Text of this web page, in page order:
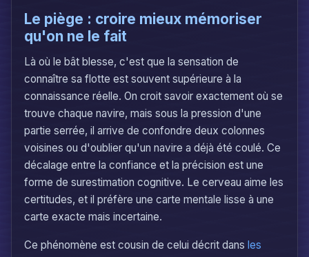
Le piège : croire mieux mémoriser
qu'on ne le fait
Là où le bât blesse, c'est que la sensation de
connaître sa flotte est souvent supérieure à la
connaissance réelle. On croit savoir exactement où se
trouve chaque navire, mais sous la pression d'une
partie serrée, il arrive de confondre deux colonnes
voisines ou d'oublier qu'un navire a déjà été coulé. Ce
décalage entre la confiance et la précision est une
forme de surestimation cognitive. Le cerveau aime les
certitudes, et il préfère une carte mentale lisse à une
carte exacte mais incertaine.
Ce phénomène est cousin de celui décrit dans les